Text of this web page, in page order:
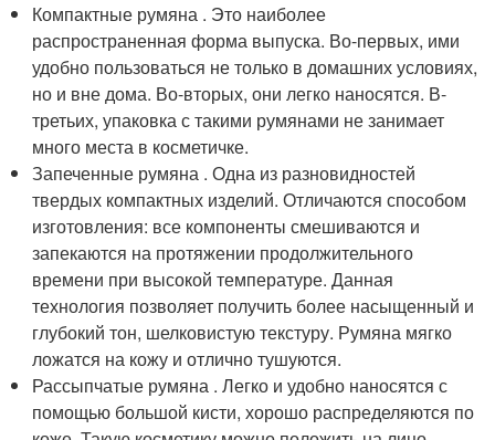
Компактные румяна . Это наиболее
распространенная форма выпуска. Во-первых, ими
удобно пользоваться не только в домашних условиях,
но и вне дома. Во-вторых, они легко наносятся. В-
третьих, упаковка с такими румянами не занимает
много места в косметичке.
Запеченные румяна . Одна из разновидностей
твердых компактных изделий. Отличаются способом
изготовления: все компоненты смешиваются и
запекаются на протяжении продолжительного
времени при высокой температуре. Данная
технология позволяет получить более насыщенный и
глубокий тон, шелковистую текстуру. Румяна мягко
ложатся на кожу и отлично тушуются.
Рассыпчатые румяна . Легко и удобно наносятся с
помощью большой кисти, хорошо распределяются по